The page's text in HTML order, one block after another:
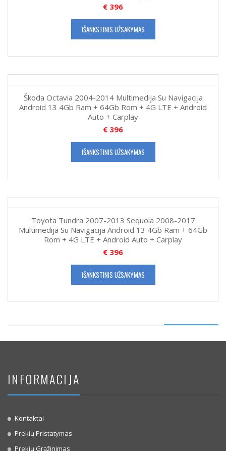
€ 396
IŠANKSTINIS UŽSAKYMAS
Škoda Octavia 2004-2014 Multimedija Su Navigacija
Android 13 4Gb Ram + 64Gb Rom + 4G LTE + Android
Auto + Carplay
€ 396
IŠANKSTINIS UŽSAKYMAS
Toyota Tundra 2007-2013 Sequoia 2008-2017
Multimedija Su Navigacija Android 13 4Gb Ram + 64Gb
Rom + 4G LTE + Android Auto + Carplay
€ 396
IŠANKSTINIS UŽSAKYMAS
INFORMACIJA
Kontaktai
Prekių Pristatymas
Prekių Grąžinimas